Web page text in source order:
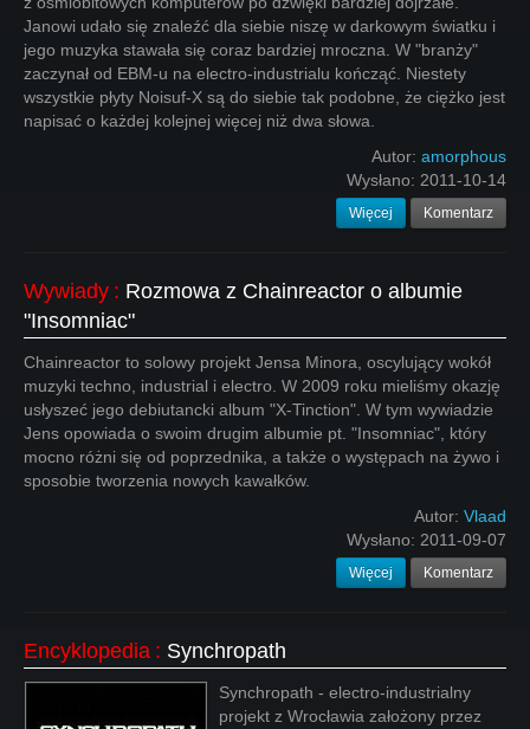
Janowi udało się znaleźć dla siebie niszę w darkowym światku i
jego muzyka stawała się coraz bardziej mroczna. W "branży"
zaczynał od EBM-u na electro-industrialu kończąć. Niestety
wszystkie płyty Noisuf-X są do siebie tak podobne, że ciężko jest
napisać o każdej kolejnej więcej niż dwa słowa.
Autor: amorphous
Wysłano: 2011-10-14
Więcej Komentarz
Wywiady : Rozmowa z Chainreactor o albumie
"Insomniac"
Chainreactor to solowy projekt Jensa Minora, oscylujący wokół
muzyki techno, industrial i electro. W 2009 roku mieliśmy okazję
usłyszeć jego debiutancki album "X-Tinction". W tym wywiadzie
Jens opowiada o swoim drugim albumie pt. "Insomniac", który
mocno różni się od poprzednika, a także o występach na żywo i
sposobie tworzenia nowych kawałków.
Autor: Vlaad
Wysłano: 2011-09-07
Więcej Komentarz
Encyklopedia : Synchropath
Synchropath - electro-industrialny
projekt z Wrocławia założony przez